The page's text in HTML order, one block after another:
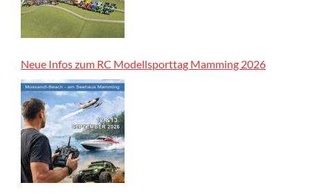
Neue Infos zum RC Modellsporttag Mamming 2026